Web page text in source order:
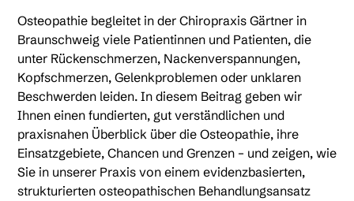
Osteopathie begleitet in der Chiropraxis Gärtner in
Braunschweig viele Patientinnen und Patienten, die
unter Rückenschmerzen, Nackenverspannungen,
Kopfschmerzen, Gelenkproblemen oder unklaren
Beschwerden leiden. In diesem Beitrag geben wir
Ihnen einen fundierten, gut verständlichen und
praxisnahen Überblick über die Osteopathie, ihre
Einsatzgebiete, Chancen und Grenzen – und zeigen, wie
Sie in unserer Praxis von einem evidenzbasierten,
strukturierten osteopathischen Behandlungsansatz